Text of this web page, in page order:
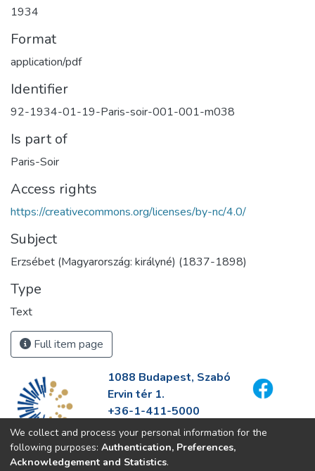
1934
Format
application/pdf
Identifier
92-1934-01-19-Paris-soir-001-001-m038
Is part of
Paris-Soir
Access rights
https://creativecommons.org/licenses/by-nc/4.0/
Subject
Erzsébet (Magyarország: királyné) (1837-1898)
Type
Text
Full item page
1088 Budapest, Szabó
Ervin tér 1.
+36-1-411-5000
info@fszek.hu
https://fszek.hu
We collect and process your personal information for the
following purposes: Authentication, Preferences,
Acknowledgement and Statistics.